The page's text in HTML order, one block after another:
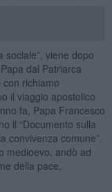
sociale”, viene dopo
dal Patriarca
richiamo
il viaggio apostolico
fa, Papa Francesco
il “Documento sulla
convivenza comune”.
medioevo, andò ad
della pace,